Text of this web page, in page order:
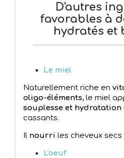
D'autres
favorables à
hydratés et
Le miel
Naturellement riche en
oligo-éléments, le miel
souplesse et hydratation
cassants.
Il nourri les cheveux secs
L'oeuf